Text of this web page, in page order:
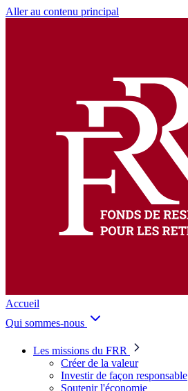
Aller au contenu principal
Accueil
Qui sommes-nous
Les missions du FRR
Créer de la valeur
Investir de façon responsable
Soutenir l'économie